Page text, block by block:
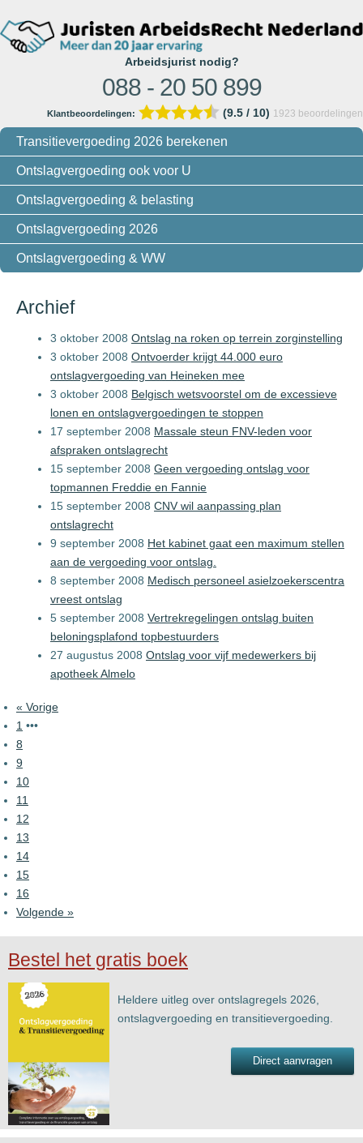
Arbeidsjurist nodig?
088 - 20 50 899
Klantbeoordelingen: (9.5 / 10) 1923 beoordelingen
Transitievergoeding 2026 berekenen
Ontslagvergoeding ook voor U
Ontslagvergoeding & belasting
Ontslagvergoeding 2026
Ontslagvergoeding & WW
Archief
3 oktober 2008 Ontslag na roken op terrein zorginstelling
3 oktober 2008 Ontvoerder krijgt 44.000 euro
ontslagvergoeding van Heineken mee
3 oktober 2008 Belgisch wetsvoorstel om de excessieve
lonen en ontslagvergoedingen te stoppen
17 september 2008 Massale steun FNV-leden voor
afspraken ontslagrecht
15 september 2008 Geen vergoeding ontslag voor
topmannen Freddie en Fannie
15 september 2008 CNV wil aanpassing plan
ontslagrecht
9 september 2008 Het kabinet gaat een maximum stellen
aan de vergoeding voor ontslag.
8 september 2008 Medisch personeel asielzoekerscentra
vreest ontslag
5 september 2008 Vertrekregelingen ontslag buiten
beloningsplafond topbestuurders
27 augustus 2008 Ontslag voor vijf medewerkers bij
apotheek Almelo
« Vorige
1 •••
8
9
10
11
12
13
14
15
16
Volgende »
Bestel het gratis boek
Heldere uitleg over ontslagregels 2026,
ontslagvergoeding en transitievergoeding.
Direct aanvragen